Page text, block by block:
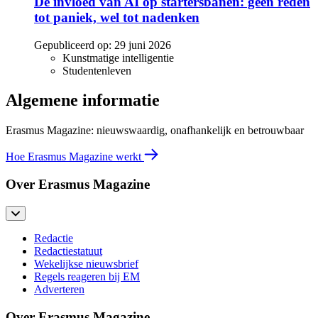
tot paniek, wel tot nadenken
Gepubliceerd op: 29 juni 2026
Kunstmatige intelligentie
Studentenleven
Algemene informatie
Erasmus Magazine: nieuwswaardig, onafhankelijk en betrouwbaar
Hoe Erasmus Magazine werkt
Over Erasmus Magazine
Redactie
Redactiestatuut
Wekelijkse nieuwsbrief
Regels reageren bij EM
Adverteren